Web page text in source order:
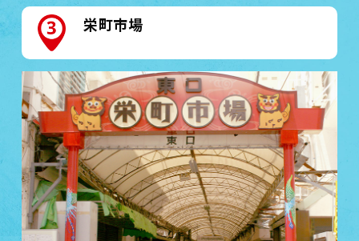
栄町市場